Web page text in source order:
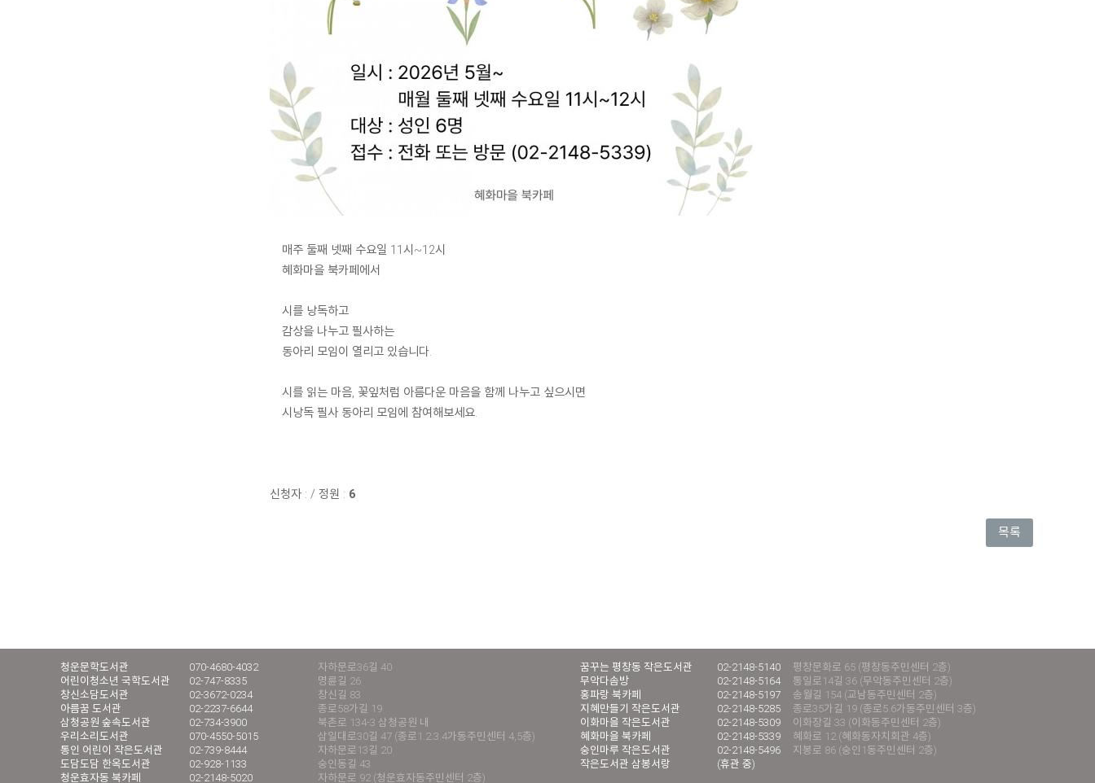
매주 둘째 넷째 수요일 11시~12시
혜화마을 북카페에서
시를 낭독하고
감상을 나누고 필사하는
동아리 모임이 열리고 있습니다.
시를 읽는 마음, 꽃잎처럼 아름다운 마음을 함께 나누고 싶으시면
시낭독 필사 동아리 모임에 참여해보세요.
신청자 : / 정원 : 6
목록
청운문학도서관 070-4680-4032
자하문로36길 40
어린이청소년 국학도서관
02-747-8335
명륜길 26
창신소담도서관
02-3672-0234
창신길 83
아름꿈 도서관
02-2237-6644
종로58가길 19
삼청공원 숲속도서관
02-734-3900
북촌로 134-3 삼청공원 내
우리소리도서관
070-4550-5015
삼일대로30길 47 (종로1.2.3.4가동주민센터 4,5층)
통인 어린이 작은도서관
02-739-8444
자하문로13길 20
도담도담 한옥도서관
02-928-1133
숭인동길 43
청운효자동 북카페
02-2148-5020 자하문로 92 (청운효자동주민센터 2층)
꿈꾸는 평창동 작은도서관 02-2148-5140
평창문화로 65 (평창동주민센터 2층)
무악다솜방
02-2148-5164
통일로14길 36 (무악동주민센터 2층)
홍파랑 북카페
02-2148-5197
송월길 154 (교남동주민센터 2층)
지혜만들기 작은도서관
02-2148-5285
종로35가길 19 (종로5.6가동주민센터 3층)
이화마을 작은도서관
02-2148-5309
이화장길 33 (이화동주민센터 2층)
혜화마을 북카페
02-2148-5339
혜화로 12 (혜화동자치회관 4층)
숭인마루 작은도서관
02-2148-5496
지봉로 86 (숭인1동주민센터 2층)
작은도서관 삼봉서랑
(휴관 중)